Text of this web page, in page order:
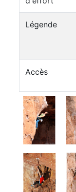
Légende
Accès